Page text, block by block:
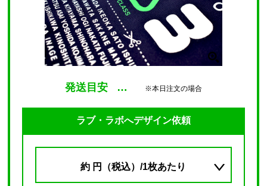
発送目安 … ※本日注文の場合
ラブ・ラボへデザイン依頼
約 円（税込）/1枚あたり